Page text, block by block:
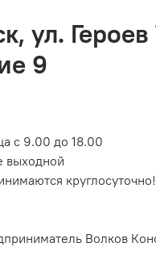
ул.
9
с 9.00 до 18.00
выходной
круглосуточно!
Волков